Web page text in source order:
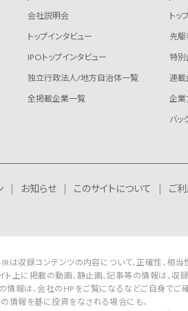
会社説明会
トップインタビュー
IPOトップインタビュー
独立行政法人/地方自治体一覧
全掲載企業一覧
トッ
先駆
特別
連載
企業
バッ
お知らせ このサイトについて ご
は収録コンテンツの内容について、正確性、相
ト上に掲載の動画、静止画、記事等の情報は、収
情報は、会社のHPをご覧になるなどご自身でご
の情報を基に投資をなされる場合にも、